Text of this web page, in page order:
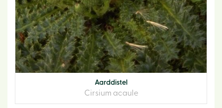
Aarddistel
Cirsium acaule